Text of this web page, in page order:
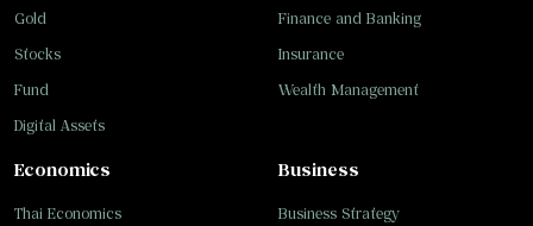
Gold
Stocks
Fund
Digital Assets
Finance and Banking
Insurance
Wealth Management
Business
Business Strategy
Economics
Thai Economics